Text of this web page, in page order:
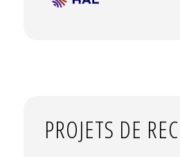
dans l’enseignement
PROJETS DE